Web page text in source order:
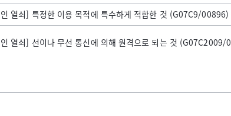
열쇠] 특정한 이용 목적에 특수하게 적합한 것 (G07C9/00896)
열쇠] 선이나 무선 통신에 의해 원격으로 되는 것 (G07C2009/